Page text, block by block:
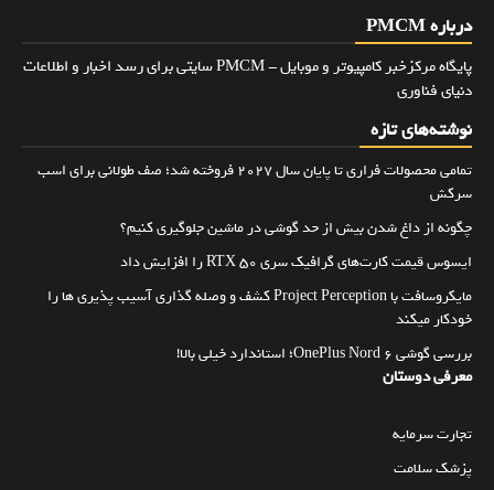
درباره PMCM
پایگاه مرکزخبر کامپیوتر و موبایل - PMCM سایتی برای رسد اخبار و اطلاعات
دنیای فناوری
نوشته‌های تازه
تمامی محصولات فراری تا پایان سال ۲۰۲۷ فروخته شد؛ صف طولانی برای اسب
سرکش
چگونه از داغ شدن بیش از حد گوشی در ماشین جلوگیری کنیم؟
ایسوس قیمت کارت‌های گرافیک سری RTX 50 را افزایش داد
مایکروسافت با Project Perception کشف و وصله گذاری آسیب پذیری ها را
خودکار میکند
بررسی گوشی OnePlus Nord 6؛ استاندارد خیلی بالا!
معرفی دوستان
تجارت سرمایه
پزشک سلامت